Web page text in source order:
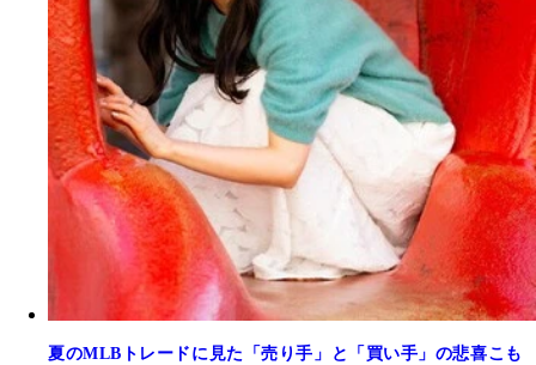
夏のMLBトレードに見た「売り手」と「買い手」の悲喜こも